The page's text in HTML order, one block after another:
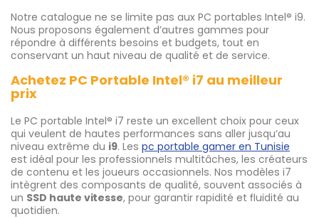
Notre catalogue ne se limite pas aux PC portables Intel® i9.
Nous proposons également d’autres gammes pour
répondre à différents besoins et budgets, tout en
conservant un haut niveau de qualité et de service.
Achetez PC Portable Intel® i7 au meilleur
prix
Le PC portable Intel® i7 reste un excellent choix pour ceux
qui veulent de hautes performances sans aller jusqu’au
niveau extrême du i9. Les pc portable gamer en Tunisie
est idéal pour les professionnels multitâches, les créateurs
de contenu et les joueurs occasionnels. Nos modèles i7
intègrent des composants de qualité, souvent associés à
un SSD haute vitesse, pour garantir rapidité et fluidité au
quotidien.